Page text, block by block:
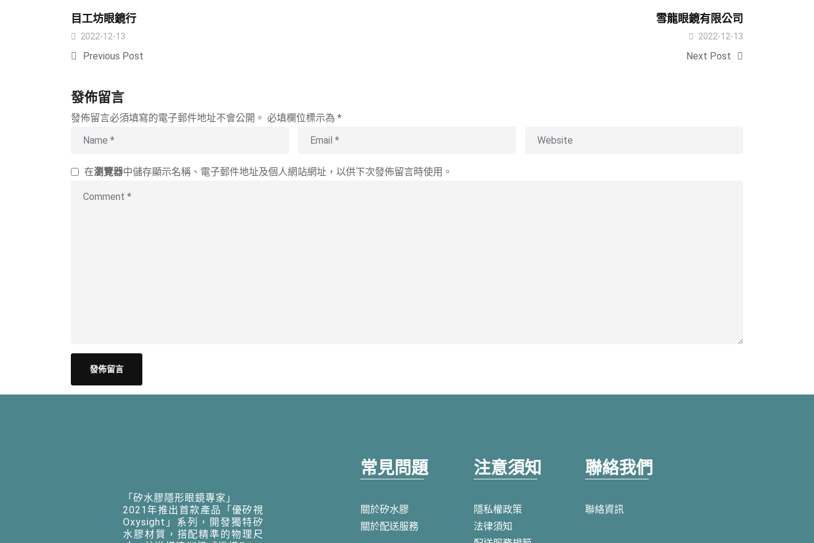
目工坊眼鏡行
2022-12-13
Previous Post
雪龍眼鏡有限公司
2022-12-13
Next Post
發佈留言
發佈留言必須填寫的電子郵件地址不會公開。 必填欄位標示為 *
在瀏覽器中儲存顯示名稱、電子郵件地址及個人網站網址，以供下次發佈留言時使用。
「矽水膠隱形眼鏡專家」
2021年推出首款產品「優矽視
Oxysight」系列，開發獨特矽
水膠材質，搭配精準的物理尺
常見問題
關於矽水膠
關於配送服務
注意須知
隱私權政策
法律須知
聯絡我們
聯絡資訊